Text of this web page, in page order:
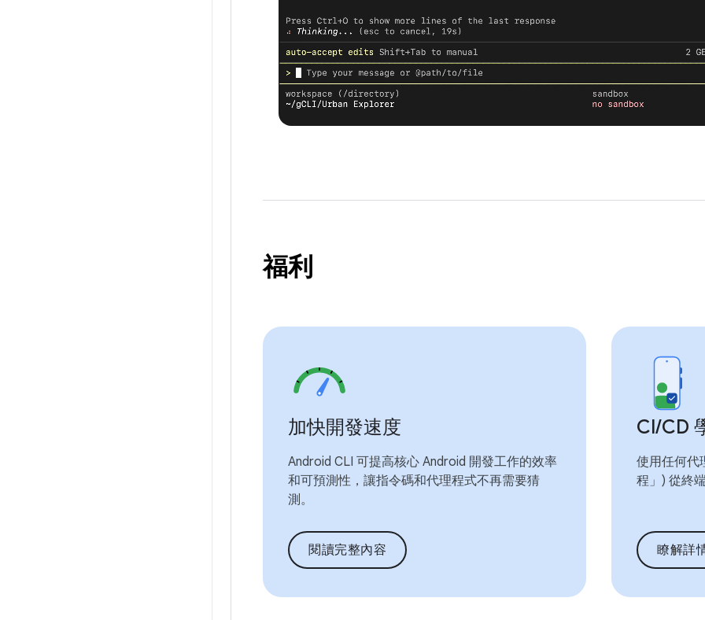
福利
加快開發速度
Android CLI 可提高核心 Android 開發工作的效率
和可預測性，讓指令碼和代理程式不再需要猜
測。
閱讀完整內容
CI/CD
使用任何代
程」) 從終
瞭解詳